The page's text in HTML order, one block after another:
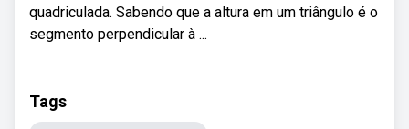
quadriculada. Sabendo que a altura em um triângulo é o
segmento perpendicular à ...
Tags